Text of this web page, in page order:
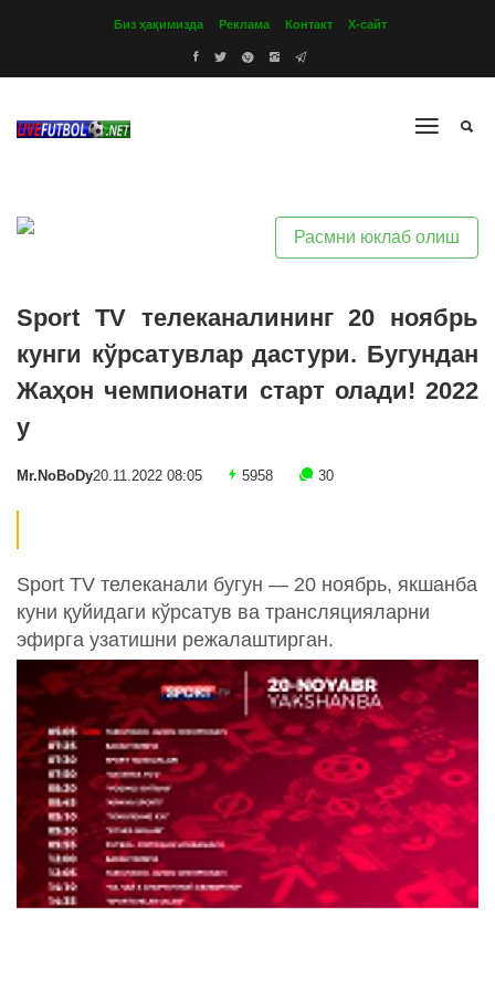
Биз ҳақимизда Реклама Контакт Х-сайт
Расмни юклаб олиш
Sport TV телеканалининг 20 ноябрь
кунги кўрсатувлар дастури. Бугундан
Жаҳон чемпионати старт олади! 2022
y
Mr.NoBoDy20.11.2022 08:05 5958 30
Sport TV телеканали бугун — 20 ноябрь, якшанба
куни қуйидаги кўрсатув ва трансляцияларни
эфирга узатишни режалаштирган.